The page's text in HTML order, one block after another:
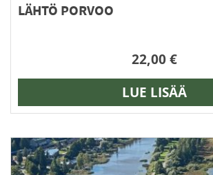
LÄHTÖ PORVOO
22,00€
LUE LISÄÄ
Tällä
tuotteella
on